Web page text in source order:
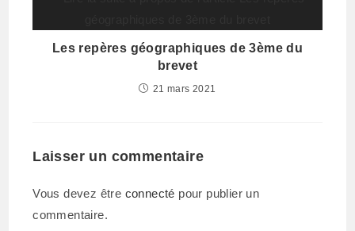
Les repères géographiques de 3ème du
brevet
21 mars 2021
Laisser un commentaire
Vous devez être connecté pour publier un
commentaire.